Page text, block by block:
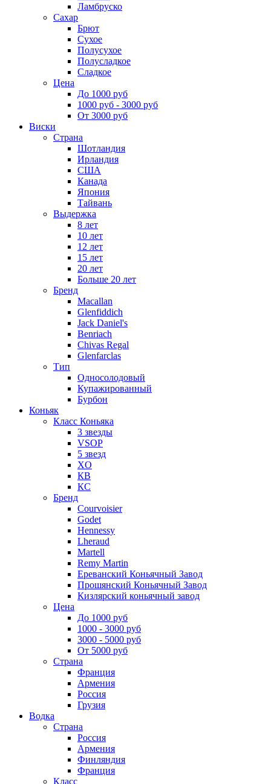
Ламбруско
Сахар
Брют
Сухое
Полусухое
Полусладкое
Сладкое
Цена
До 1000 руб
1000 руб - 3000 руб
От 3000 руб
Виски
Страна
Шотландия
Ирландия
США
Канада
Япония
Тайвань
Выдержка
8 лет
10 лет
12 лет
15 лет
20 лет
Больше 20 лет
Бренд
Macallan
Glenfiddich
Jack Daniel's
Benriach
Chivas Regal
Glenfarclas
Тип
Односолодовый
Купажированный
Бурбон
Коньяк
Класс Коньяка
3 звезды
VSOP
5 звезд
XO
КВ
КС
Бренд
Courvoisier
Godet
Hennessy
Lheraud
Martell
Remy Martin
Ереванский Коньячный Завод
Прошянский Коньячный Завод
Кизлярский коньячный завод
Цена
До 1000 руб
1000 - 3000 руб
3000 - 5000 руб
От 5000 руб
Страна
Франция
Армения
Россия
Грузия
Водка
Страна
Россия
Армения
Финляндия
Франция
Класс